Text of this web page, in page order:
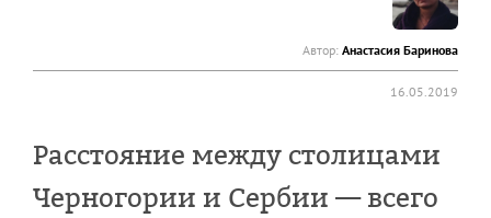
Автор: Анастасия Баринова
16.05.2019
Расстояние между столицами
Черногории и Сербии — всего